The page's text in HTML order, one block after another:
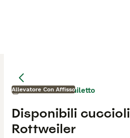
Allevatore Con Affisso
Disponibili cuccioli
Rottweiler
1 mese Montemiletto